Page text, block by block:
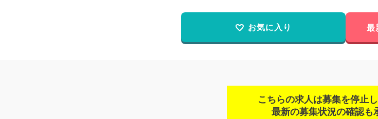
お気に入り 最
こちらの求人は募集を停止し
最新の募集状況の確認も